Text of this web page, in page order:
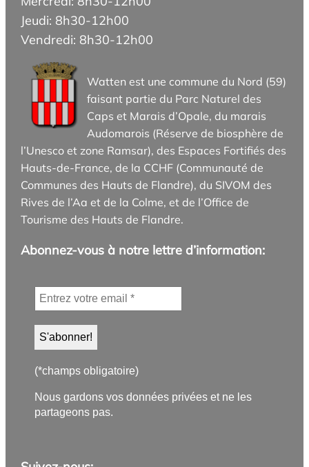
Jeudi: 8h30-12h00
Vendredi: 8h30-12h00
Watten est une commune du Nord (59)
faisant partie du Parc Naturel des
Caps et Marais d’Opale, du marais
Audomarois (Réserve de biosphère de
l’Unesco et zone Ramsar), des Espaces Fortifiés des
Hauts-de-France, de la CCHF (Communauté de
Communes des Hauts de Flandre), du SIVOM des
Rives de l’Aa et de la Colme, et de l’Office de
Tourisme des Hauts de Flandre.
Abonnez-vous à notre lettre d’information:
(*champs obligatoire)
Nous gardons vos données privées et ne les
partageons pas.